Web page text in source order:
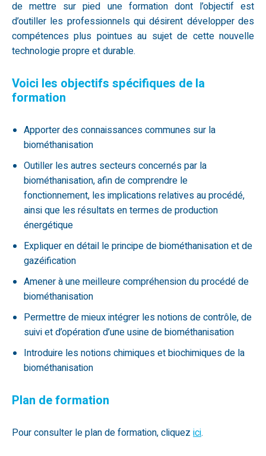
de mettre sur pied une formation dont l’objectif est
d’outiller les professionnels qui désirent développer des
compétences plus pointues au sujet de cette nouvelle
technologie propre et durable.
Voici les objectifs spécifiques de la
formation
Apporter des connaissances communes sur la
biométhanisation
Outiller les autres secteurs concernés par la
biométhanisation, afin de comprendre le
fonctionnement, les implications relatives au procédé,
ainsi que les résultats en termes de production
énergétique
Expliquer en détail le principe de biométhanisation et de
gazéification
Amener à une meilleure compréhension du procédé de
biométhanisation
Permettre de mieux intégrer les notions de contrôle, de
suivi et d’opération d’une usine de biométhanisation
Introduire les notions chimiques et biochimiques de la
biométhanisation
Plan de formation
Pour consulter le plan de formation, cliquez ici.